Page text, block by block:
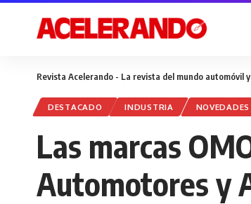
Revista Acelerando - La revista del mundo automóvil
DESTACADO INDUSTRIA NOVEDADES
Las marcas
Automotores y